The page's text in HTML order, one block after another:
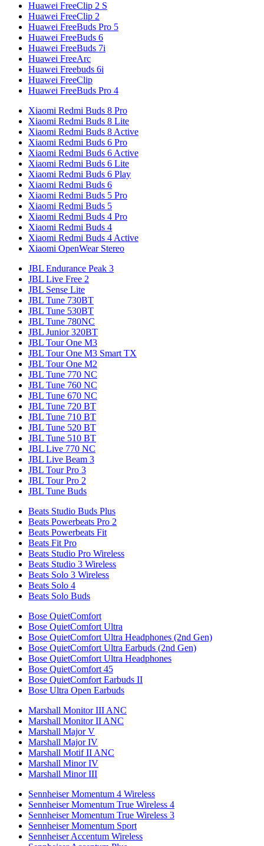
Huawei FreeClip 2 S
Huawei FreeClip 2
Huawei FreeBuds Pro 5
Huawei FreeBuds 6
Huawei FreeBuds 7i
Huawei FreeArc
Huawei Freebuds 6i
Huawei FreeClip
Huawei FreeBuds Pro 4
Xiaomi Redmi Buds 8 Pro
Xiaomi Redmi Buds 8 Lite
Xiaomi Redmi Buds 8 Active
Xiaomi Redmi Buds 6 Pro
Xiaomi Redmi Buds 6 Active
Xiaomi Redmi Buds 6 Lite
Xiaomi Redmi Buds 6 Play
Xiaomi Redmi Buds 6
Xiaomi Redmi Buds 5 Pro
Xiaomi Redmi Buds 5
Xiaomi Redmi Buds 4 Pro
Xiaomi Redmi Buds 4
Xiaomi Redmi Buds 4 Active
Xiaomi OpenWear Stereo
JBL Endurance Peak 3
JBL Live Free 2
JBL Sense Lite
JBL Tune 730BT
JBL Tune 530BT
JBL Tune 780NC
JBL Junior 320BT
JBL Tour One M3
JBL Tour One M3 Smart TX
JBL Tour One M2
JBL Tune 770 NC
JBL Tune 760 NC
JBL Tune 670 NC
JBL Tune 720 BT
JBL Tune 710 BT
JBL Tune 520 BT
JBL Tune 510 BT
JBL Live 770 NC
JBL Live Beam 3
JBL Tour Pro 3
JBL Tour Pro 2
JBL Tune Buds
Beats Studio Buds Plus
Beats Powerbeats Pro 2
Beats Powerbeats Fit
Beats Fit Pro
Beats Studio Pro Wireless
Beats Studio 3 Wireless
Beats Solo 3 Wireless
Beats Solo 4
Beats Solo Buds
Bose QuietComfort
Bose QuietComfort Ultra
Bose QuietComfort Ultra Headphones (2nd Gen)
Bose QuietComfort Ultra Earbuds (2nd Gen)
Bose QuietComfort Ultra Headphones
Bose QuietComfort 45
Bose QuietComfort Earbuds II
Bose Ultra Open Earbuds
Marshall Monitor III ANC
Marshall Monitor II ANC
Marshall Major V
Marshall Major IV
Marshall Motif II ANC
Marshall Minor IV
Marshall Minor III
Sennheiser Momentum 4 Wireless
Sennheiser Momentum True Wireless 4
Sennheiser Momentum True Wireless 3
Sennheiser Momentum Sport
Sennheiser Accentum Wireless